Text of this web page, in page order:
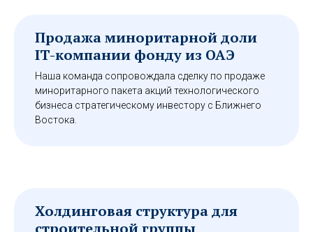
Продажа миноритарной доли
IT-компании фонду из ОАЭ
Наша команда сопровождала сделку по продаже
миноритарного пакета акций технологического
бизнеса стратегическому инвестору с Ближнего
Востока.
Холдинговая структура для
строительной группы